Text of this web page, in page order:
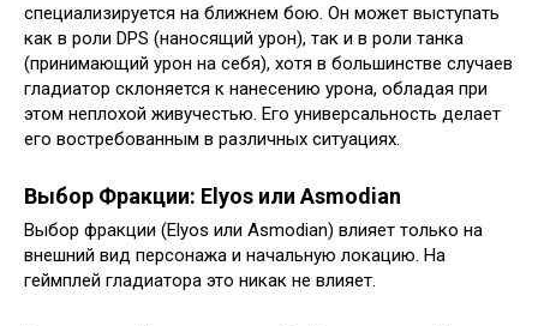
специализируется на ближнем бою. Он может выступать
как в роли DPS (наносящий урон), так и в роли танка
(принимающий урон на себя), хотя в большинстве случаев
гладиатор склоняется к нанесению урона, обладая при
этом неплохой живучестью. Его универсальность делает
его востребованным в различных ситуациях.
Выбор Фракции: Elyos или Asmodian
Выбор фракции (Elyos или Asmodian) влияет только на
внешний вид персонажа и начальную локацию. На
геймплей гладиатора это никак не влияет.